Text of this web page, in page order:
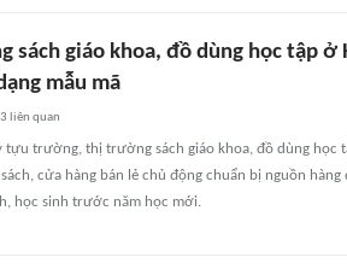
sách giáo khoa, đồ dùng học tập ở
mẫu mã
liên quan
tựu trường, thị trường sách giáo khoa, đồ dùng học
cửa hàng bán lẻ chủ động chuẩn bị nguồn
học sinh trước năm học mới.